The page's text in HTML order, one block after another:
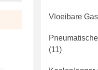
Vloeibare
(11)